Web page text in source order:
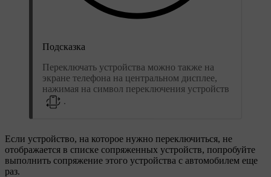
Подсказка
Переключать устройства можно также на
экране телефона на центральном дисплее,
нажимая на символ переключения устройств
Если устройство, на которое нужно переключиться, не
отображается в списке сопряженных устройств, попробуйте
выполнить сопряжение этого устройства с автомобилем еще
раз.